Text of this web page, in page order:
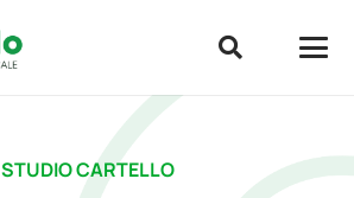
STUDIO CARTELLO